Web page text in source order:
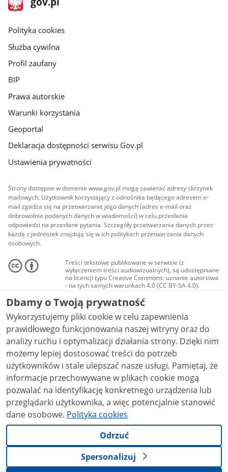
gov.pl
gov.pl
Polityka cookies
Służba cywilna
Profil zaufany
BIP
Prawa autorskie
Warunki korzystania
Geoportal
Deklaracja dostępności serwisu Gov.pl
Ustawienia prywatności
Strony dostępne w domenie www.gov.pl mogą zawierać adresy skrzynek
mailowych. Użytkownik korzystający z odnośnika będącego adresem e-
mail zgadza się na przetwarzanie jego danych (adres e-mail oraz
dobrowolnie podanych danych w wiadomości) w celu przesłania
odpowiedzi na przesłane pytania. Szczegóły przetwarzania danych przez
każdą z jednostek znajdują się w ich politykach przetwarzania danych
osobowych.
Treści tekstowe publikowane w serwisie (z
wyłączeniem treści audiowizualnych), są udostępniane
na licencji typu Creative Commons: uznanie autorstwa
- na tych samych warunkach 4.0 (CC BY-SA 4.0).
Materiały audiowizualne, w tym zdjęcia, materiały
audio i wideo, są udostępniane na licencji typu
Creative Commons: uznanie autorstwa użycie
niekomercyjne - bez utworów zależnych 4.0 (CC BY-
NC-ND 4.0), o ile nie jest to stwierdzone inaczej.
Dbamy o Twoją prywatność
Wykorzystujemy pliki cookie w celu zapewnienia
prawidłowego funkcjonowania naszej witryny oraz do
analizy ruchu i optymalizacji działania strony. Dzięki nim
możemy lepiej dostosować treści do potrzeb
użytkowników i stale ulepszać nasze usługi. Pamiętaj, że
informacje przechowywane w plikach cookie mogą
pozwalać na identyfikację konkretnego urządzenia lub
przeglądarki użytkownika, a więc potencjalnie stanowić
dane osobowe. Polityka cookies
Odrzuć
Spersonalizuj